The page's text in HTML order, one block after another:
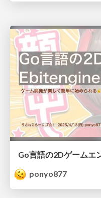
Go言語の2Dゲームエ
ponyo877